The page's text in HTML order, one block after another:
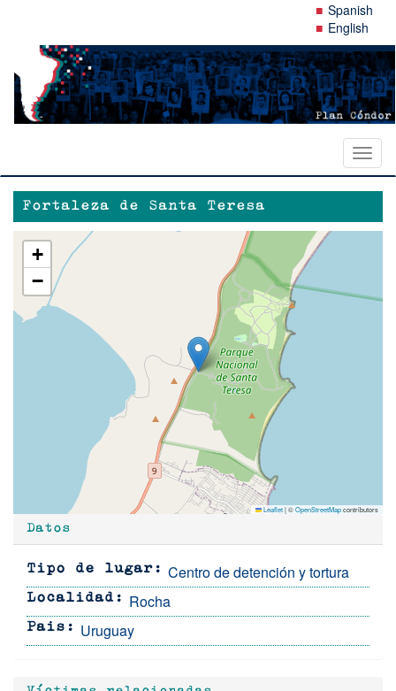
contenido
principal
Spanish
English
Fortaleza de Santa Teresa
+
−
Leaflet|©OpenStreetMapcontributors
Datos
Tipo de lugar Centro de detención y tortura
Localidad Rocha
Pais Uruguay